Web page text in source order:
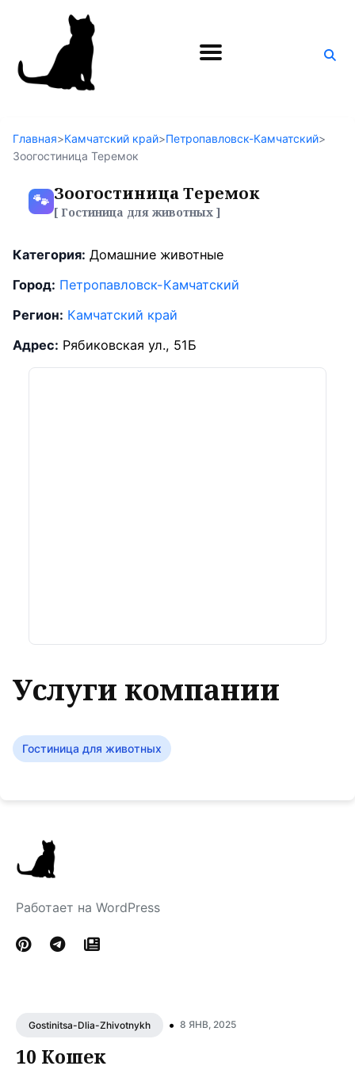
Поиск
Главная>Камчатский край>Петропавловск-Камчатский>
Зоогостиница Теремок
🐾 Зоогостиница Теремок
[ Гостиница для животных ]
Категория: Домашние животные
Город: Петропавловск-Камчатский
Регион: Камчатский край
Адрес: Рябиковская ул., 51Б
Услуги компании
Гостиница для животных
Работает на WordPress
Gostinitsa-Dlia-Zhivotnykh • 8 ЯНВ, 2025
10 Кошек